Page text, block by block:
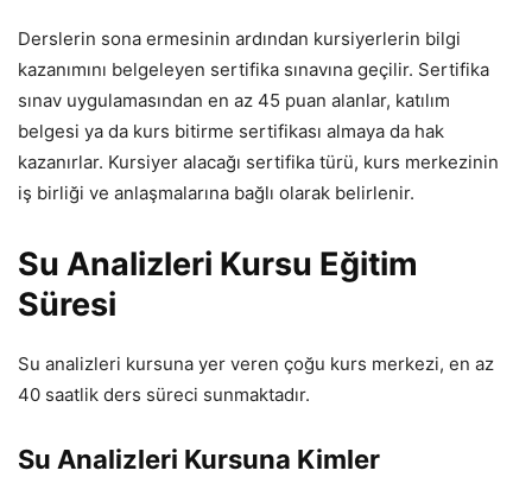
Derslerin sona ermesinin ardından kursiyerlerin bilgi
kazanımını belgeleyen sertifika sınavına geçilir. Sertifika
sınav uygulamasından en az 45 puan alanlar, katılım
belgesi ya da kurs bitirme sertifikası almaya da hak
kazanırlar. Kursiyer alacağı sertifika türü, kurs merkezinin
iş birliği ve anlaşmalarına bağlı olarak belirlenir.
Su Analizleri Kursu Eğitim
Süresi
Su analizleri kursuna yer veren çoğu kurs merkezi, en az
40 saatlik ders süreci sunmaktadır.
Su Analizleri Kursuna Kimler